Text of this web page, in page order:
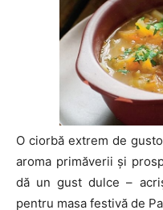
O ciorbă extrem de
aroma primăverii și
dă un gust dulce –
pentru masa festivă de